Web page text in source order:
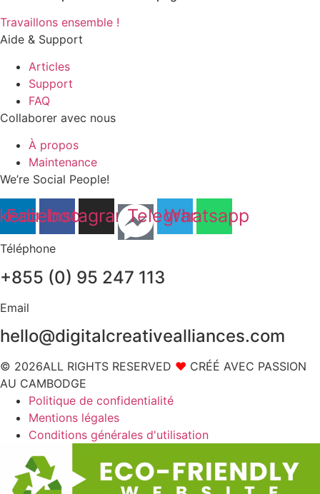
Travaillons ensemble !
Aide & Support
Articles
Support
FAQ
Collaborer avec nous
À propos
Maintenance
We’re Social People!
Facebook
InstagramTelegram
Whatsapp
Téléphone
+855 (0) 95 247 113
Email
hello@digitalcreativealliances.com
© 2026ALL RIGHTS RESERVED ❤ CRÉÉ AVEC PASSION
AU CAMBODGE
Politique de confidentialité
Mentions légales
Conditions générales d'utilisation